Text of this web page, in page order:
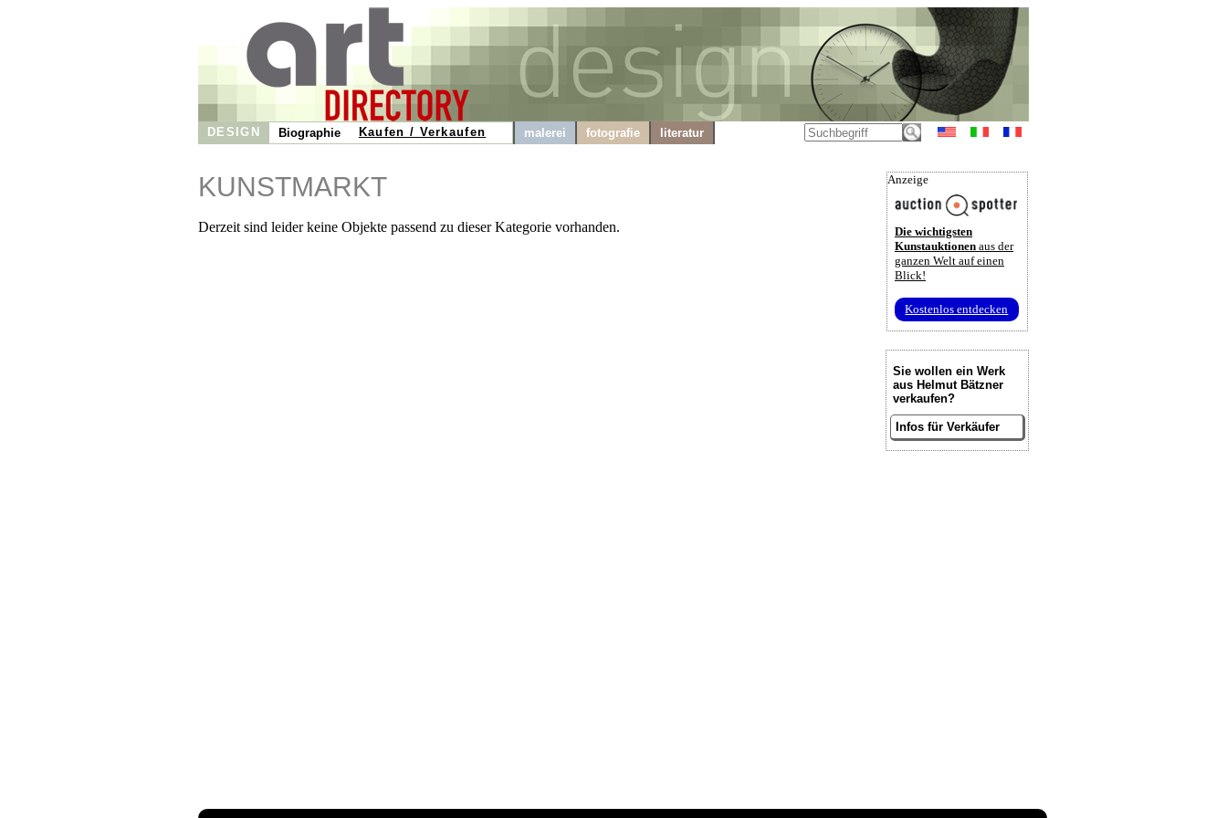
DESIGN Biographie Kaufen / Verkaufen malerei fotografie literatur
KUNSTMARKT
Derzeit sind leider keine Objekte passend zu dieser Kategorie vorhanden.
Anzeige
Die wichtigsten
Kunstauktionen aus der
ganzen Welt auf einen
Blick!
Kostenlos entdecken
Sie wollen ein Werk
aus Helmut Bätzner
verkaufen?
Infos für Verkäufer